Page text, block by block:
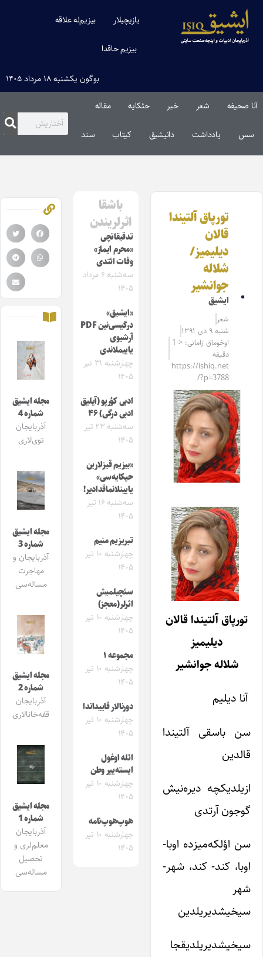
یازیچیلار بیزیم‌له علاقه
بیزیم حاقدا
بوگون یکشنبه ۱۸ مرداد ۱۴۰۵
آنا صحیفه شعر خبر حئکایه مقاله‌
سس یادداشت دانیشیق کیتاب سند
تورپاق آلتیندا
قالان
دیلیمیز/
شلاله
جوانشیر
ایشیق
شعر
شنبه ۹ دی ۱۳۹۱
اوخوماق زامانی: < 1
دقیقه
https://ishiq.net
/?p=3788
تورپاق آلتیندا قالان
دیلیمیز
شلاله جوانشیر
آنا دیلیم
سن باسقی آلتیندا
قالدین
ازیلدیکچه دیره‌نیش
گوجون آرتدی
سن اؤلکه‌میزده اوبا-
اوبا، کند- کند، شهر-
شهر
سیخیشدیریلدین
سیخیشدیریلدیقجا
باشقا
اثرلریندن
تدقیقاتچی
«محرم ایماز»
وفات ائتدی
سه‌شنبه ۶ مرداد
۱۴۰۵
«ایشیق»
درگیسی‌نین PDF
آرشیوی
یاییملاندی
چهارشنبه ۳۱ تیر
۱۴۰۵
ادبی کؤرپو (آیلیق
ادبی درگی) ۴۶
سه‌شنبه ۲۳ تیر
۱۴۰۵
«بیزیم قیزلارین
حیکایه‌سی»
یایینلانماقدادیر!
سه‌شنبه ۱۶ تیر
۱۴۰۵
تبریزیم منیم
چهارشنبه ۱۰ تیر
۱۴۰۵
سئچیلمیش
اثرلر(معجز)
چهارشنبه ۱۰ تیر
۱۴۰۵
مجموعه ۱
چهارشنبه ۱۰ تیر
۱۴۰۵
دورنالار قاییداندا
چهارشنبه ۱۰ تیر
۱۴۰۵
ائله اوغول
ایسته‌ییر وطن
چهارشنبه ۱۰ تیر
۱۴۰۵
هوپ‌هوپ‌نامه
چهارشنبه ۱۰ تیر
۱۴۰۵
مجله ایشیق
شماره 4
آذربایجان
توی‌لاری
مجله ایشیق
شماره 3
آذربایجان و
مهاجرت
مساله‌سی
مجله ایشیق
شماره 2
آذربایجان
قفه‌خانالاری
مجله ایشیق
شماره 1
آذربایجان
معلم‌لری و
تحصیل
مساله‌سی